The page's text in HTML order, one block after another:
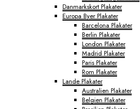
Danmarkskort Plakater
Europa Byer Plakater
Barcelona Plakater
Berlin Plakater
London Plakater
Madrid Plakater
Paris Plakater
Rom Plakater
Lande Plakater
Australien Plakater
Belgien Plakater